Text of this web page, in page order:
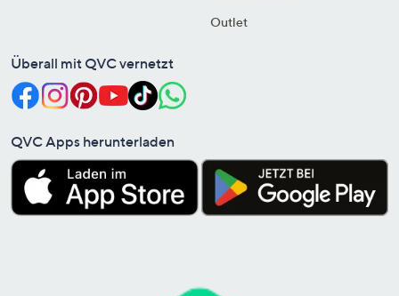
Outlet
Überall mit QVC vernetzt
QVC Apps herunterladen